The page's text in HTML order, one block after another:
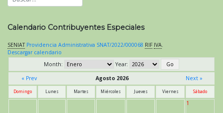
Calendario Contribuyentes Especiales
SENIAT Providencia Administrativa SNAT/2022/000068 RIF IVA
Descargar calendario
Month:
Year:
« Prev
Agosto 2026 Next »
Domingo Lunes Martes Miércoles Jueves Viernes Sábado
1